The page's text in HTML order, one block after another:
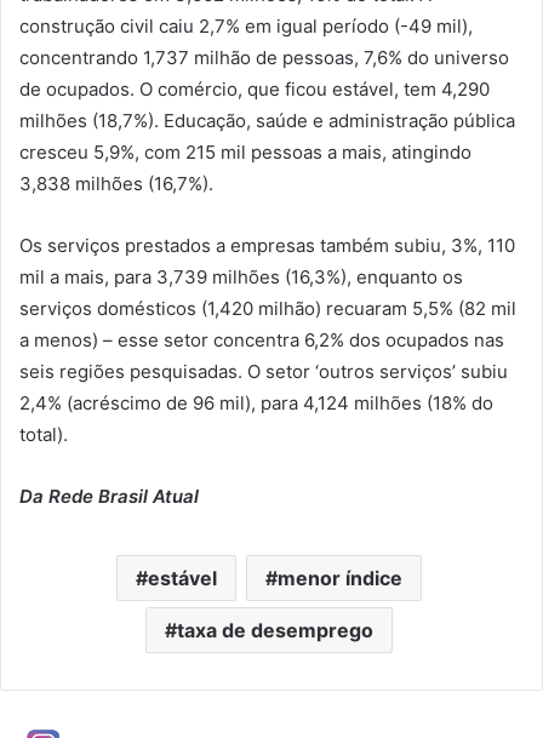
construção civil caiu 2,7% em igual período (-49 mil),
concentrando 1,737 milhão de pessoas, 7,6% do universo
de ocupados. O comércio, que ficou estável, tem 4,290
milhões (18,7%). Educação, saúde e administração pública
cresceu 5,9%, com 215 mil pessoas a mais, atingindo
3,838 milhões (16,7%).
Os serviços prestados a empresas também subiu, 3%, 110
mil a mais, para 3,739 milhões (16,3%), enquanto os
serviços domésticos (1,420 milhão) recuaram 5,5% (82 mil
a menos) – esse setor concentra 6,2% dos ocupados nas
seis regiões pesquisadas. O setor ‘outros serviços’ subiu
2,4% (acréscimo de 96 mil), para 4,124 milhões (18% do
total).
Da Rede Brasil Atual
estável menor índice
taxa de desemprego